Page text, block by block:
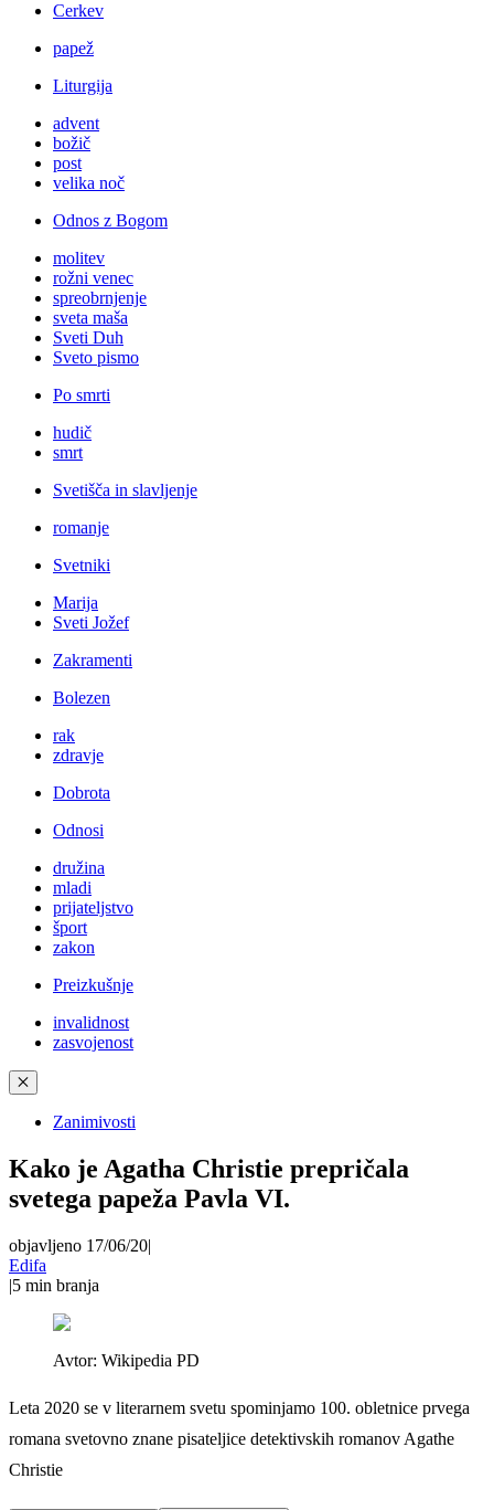
Cerkev
papež
Liturgija
advent
božič
post
velika noč
Odnos z Bogom
molitev
rožni venec
spreobrnjenje
sveta maša
Sveti Duh
Sveto pismo
Po smrti
hudič
smrt
Svetišča in slavljenje
romanje
Svetniki
Marija
Sveti Jožef
Zakramenti
Bolezen
rak
zdravje
Dobrota
Odnosi
družina
mladi
prijateljstvo
šport
zakon
Preizkušnje
invalidnost
zasvojenost
✕
Zanimivosti
Kako je Agatha Christie prepričala
svetega papeža Pavla VI.
objavljeno 17/06/20|
Edifa
|5 min branja
Avtor: Wikipedia PD
Leta 2020 se v literarnem svetu spominjamo 100. obletnice prvega
romana svetovno znane pisateljice detektivskih romanov Agathe
Christie